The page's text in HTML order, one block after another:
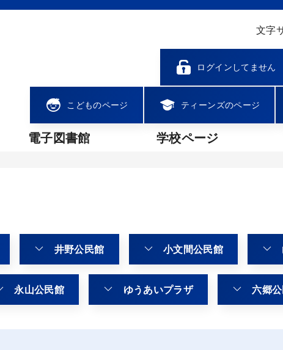
文字
ログインしてません
こどものページ ティーンズのページ
電子図書館 学校ページ
井野公民館 小文間公民館
永山公民館 ゆうあいプラザ 六郷